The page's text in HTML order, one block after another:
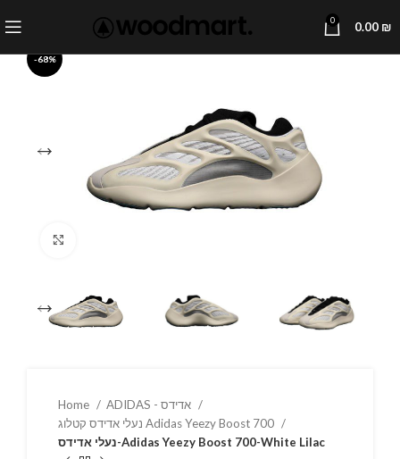
0 0.00 ₪
-68%
Home
נעלי אדידס קטלוג Adidas Yeezy Boost 700
נעלי אדידס-Adidas Yeezy Boost 700-White Lilac